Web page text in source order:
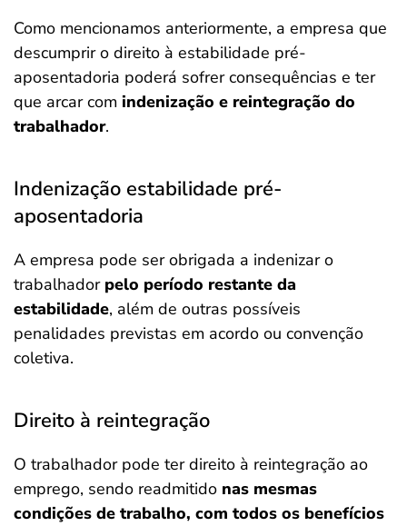
Como mencionamos anteriormente, a empresa que
descumprir o direito à estabilidade pré-
aposentadoria poderá sofrer consequências e ter
que arcar com indenização e reintegração do
trabalhador.
Indenização estabilidade pré-
aposentadoria
A empresa pode ser obrigada a indenizar o
trabalhador pelo período restante da
estabilidade, além de outras possíveis
penalidades previstas em acordo ou convenção
coletiva.
Direito à reintegração
O trabalhador pode ter direito à reintegração ao
emprego, sendo readmitido nas mesmas
condições de trabalho, com todos os benefícios